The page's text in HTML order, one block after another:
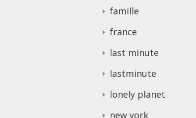
famille
france
last minute
lastminute
lonely planet
new york